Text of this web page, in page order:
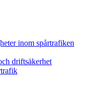
inom spårtrafiken
driftsäkerhet